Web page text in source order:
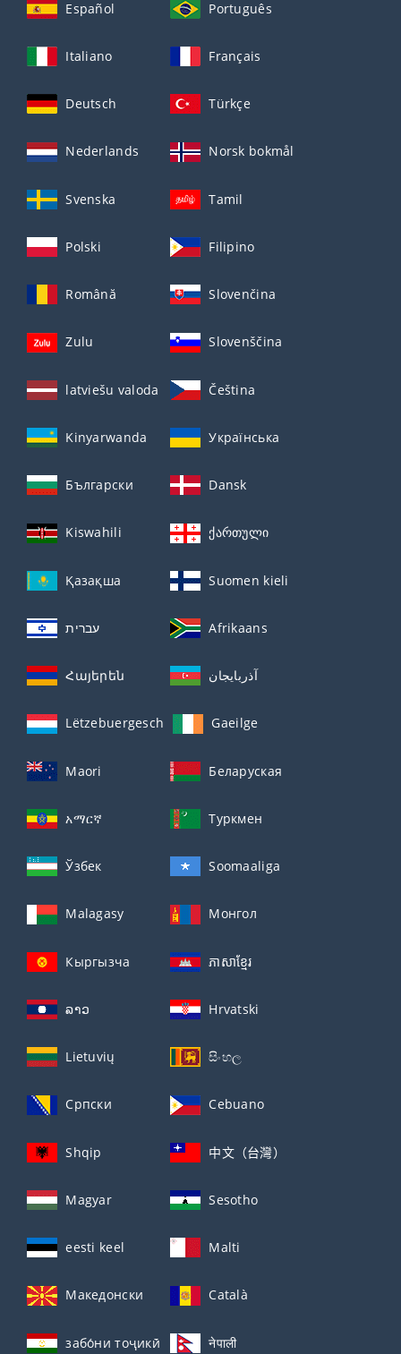
Español Português
Italiano Français
Deutsch Türkçe
Nederlands Norsk bokmål
Svenska Tamil
Polski Filipino
Română Slovenčina
Zulu Slovenščina
latviešu valoda Čeština
Kinyarwanda Українська
Български Dansk
Kiswahili ქართული
Қазақша Suomen kieli
עברית Afrikaans
Հայերեն آذربايجان
Lëtzebuergesch Gaeilge
Maori Беларуская
አማርኛ Туркмен
Ўзбек Soomaaliga
Malagasy Монгол
Кыргызча ភាសាខ្មែរ
ລາວ Hrvatski
Lietuvių සිංහල
Српски Cebuano
Shqip 中文（台灣）
Magyar Sesotho
eesti keel Malti
Македонски Català
забо́ни тоҷикӣ́ नेपाली